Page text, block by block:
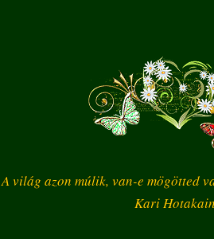
A világ azon múlik, van-e mögötted
Kari